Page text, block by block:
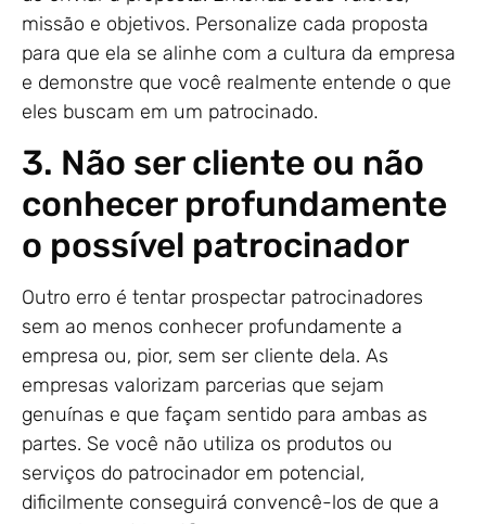
missão e objetivos. Personalize cada proposta
para que ela se alinhe com a cultura da empresa
e demonstre que você realmente entende o que
eles buscam em um patrocinado.
3. Não ser cliente ou não
conhecer profundamente
o possível patrocinador
Outro erro é tentar prospectar patrocinadores
sem ao menos conhecer profundamente a
empresa ou, pior, sem ser cliente dela. As
empresas valorizam parcerias que sejam
genuínas e que façam sentido para ambas as
partes. Se você não utiliza os produtos ou
serviços do patrocinador em potencial,
dificilmente conseguirá convencê-los de que a